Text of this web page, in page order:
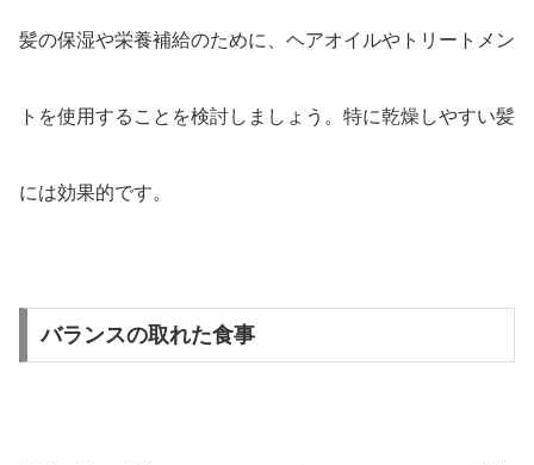
髪の保湿や栄養補給のために、ヘアオイルやトリートメン
トを使用することを検討しましょう。特に乾燥しやすい髪
には効果的です。
バランスの取れた食事